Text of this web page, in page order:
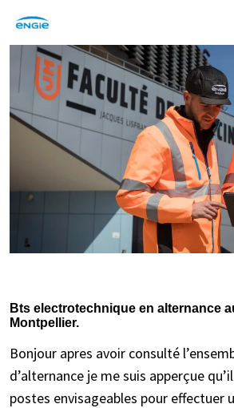
Bts electrotechnique en alternance
Montpellier.
Bonjour apres avoir consulté
d’alternance je me suis apperçue
postes envisageables pour effectuer